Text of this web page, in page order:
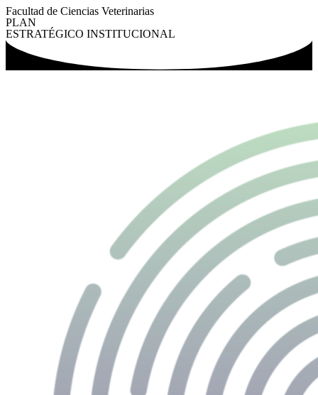
Facultad de Ciencias Veterinarias
PLAN
ESTRATÉGICO INSTITUCIONAL